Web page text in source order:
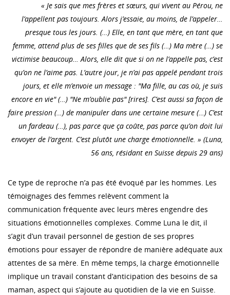
« Je sais que mes frères et sœurs, qui vivent au Pérou, ne
l’appellent pas toujours. Alors j’essaie, au moins, de l’appeler…
presque tous les jours. (…) Elle, en tant que mère, en tant que
femme, attend plus de ses filles que de ses fils (…) Ma mère (…) se
victimise beaucoup… Alors, elle dit que si on ne l’appelle pas, c’est
qu’on ne l’aime pas. L’autre jour, je n’ai pas appelé pendant trois
jours, et elle m’envoie un message : "Ma fille, au cas où, je suis
encore en vie" (…) "Ne m’oublie pas" [rires]. C’est aussi sa façon de
faire pression (…) de manipuler dans une certaine mesure (…) C’est
un fardeau (…), pas parce que ça coûte, pas parce qu’on doit lui
envoyer de l’argent. C’est plutôt une charge émotionnelle. » (Luna,
56 ans, résidant en Suisse depuis 29 ans)
Ce type de reproche n’a pas été évoqué par les hommes. Les
témoignages des femmes relèvent comment la
communication fréquente avec leurs mères engendre des
situations émotionnelles complexes. Comme Luna le dit, il
s’agit d’un travail personnel de gestion de ses propres
émotions pour essayer de répondre de manière adéquate aux
attentes de sa mère. En même temps, la charge émotionnelle
implique un travail constant d’anticipation des besoins de sa
maman, aspect qui s’ajoute au quotidien de la vie en Suisse.